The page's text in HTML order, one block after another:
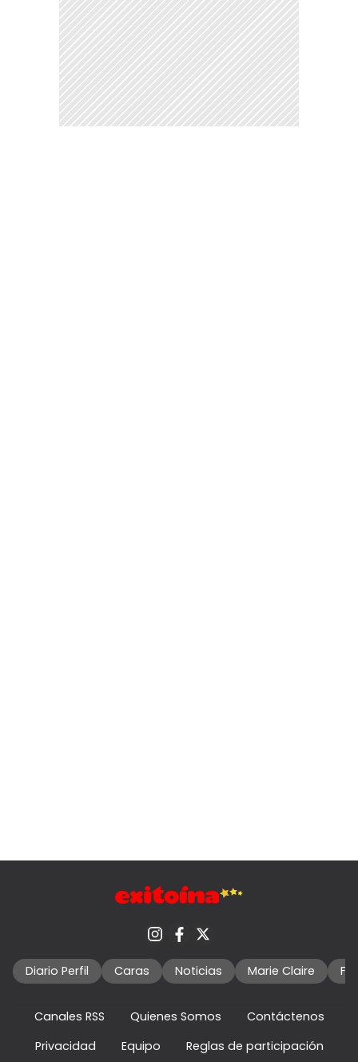
Diario Perfil Caras Noticias Marie Claire
Canales RSS Quienes Somos
Contáctenos
Privacidad
Equipo Reglas de participación